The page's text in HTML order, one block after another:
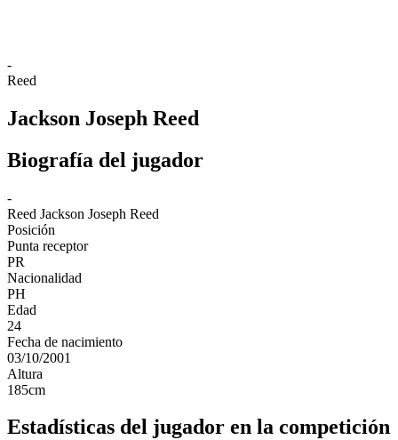
-
Reed
Jackson Joseph Reed
Biografía del jugador
-
Reed Jackson Joseph Reed
Posición
Punta receptor
PR
Nacionalidad
PH
Edad
24
Fecha de nacimiento
03/10/2001
Altura
185cm
Estadísticas del jugador en la competición